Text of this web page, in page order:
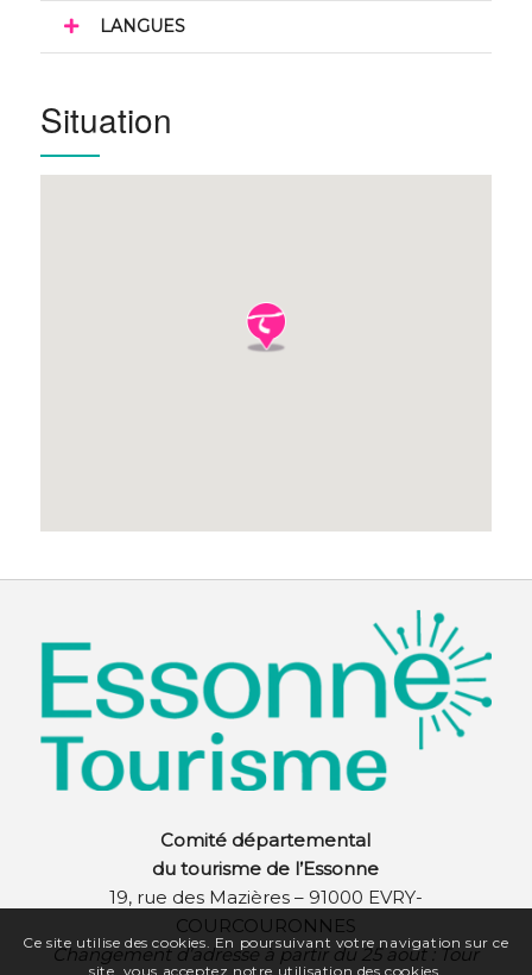
LANGUES
Situation
Comité départemental
du tourisme de l’Essonne
19, rue des Mazières – 91000 EVRY-
COURCOURONNES
Changement d’adresse à partir du 25 août :Tour
Ce site utilise des cookies. En poursuivant votre navigation sur ce
site, vous acceptez notre utilisation des cookies.